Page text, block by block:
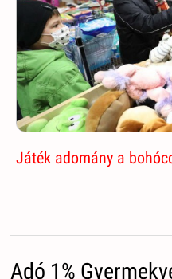
Játék adomány a
Adó 1%